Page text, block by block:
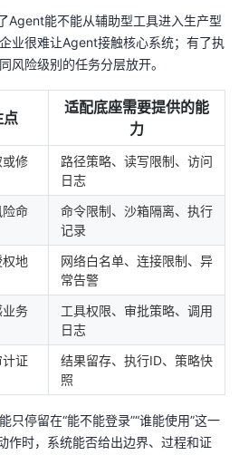
Agent能不能从辅助型工具进入生产型
业很难让Agent接触核心系统；有了执
风险级别的任务分层放开。
点
适配底座需要提供的能
力
修
路径策略、读写限制、访问
日志
命
命令限制、沙箱隔离、执行
记录
地
网络白名单、连接限制、异
常告警
务
工具权限、审批策略、调用
日志
证
结果留存、执行ID、策略快
照
只停留在“能不能登录”“谁能使用”这一
作时，系统能否给出边界、过程和证